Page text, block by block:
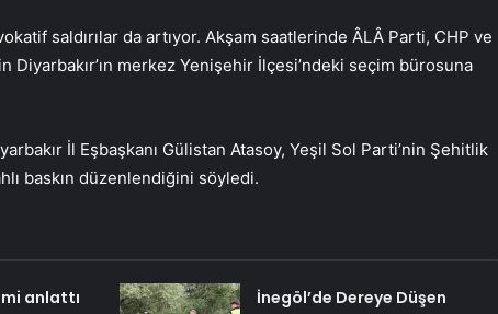
saldırılar da artıyor. Akşam saatlerinde ÂLÂ Parti, CHP ve
Diyarbakır’ın merkez Yenişehir İlçesi’ndeki seçim bürosuna
İl Eşbaşkanı Gülistan Atasoy, Yeşil Sol Parti’nin Şehitlik
baskın düzenlendiğini söyledi.
anlattı
İnegöl’de Dereye Düşen